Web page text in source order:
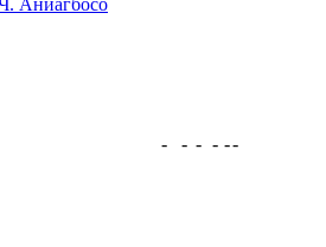
Ч. Аниагбосо
- - - - --